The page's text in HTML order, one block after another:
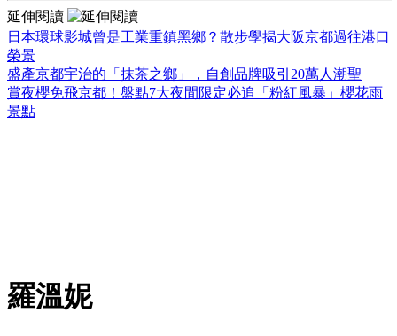
延伸閱讀
日本環球影城曾是工業重鎮黑鄉？散步學揭大阪京都過往港口
榮景
盛產京都宇治的「抹茶之鄉」，自創品牌吸引20萬人潮聖
賞夜櫻免飛京都！盤點7大夜間限定必追「粉紅風暴」櫻花雨
景點
羅溫妮